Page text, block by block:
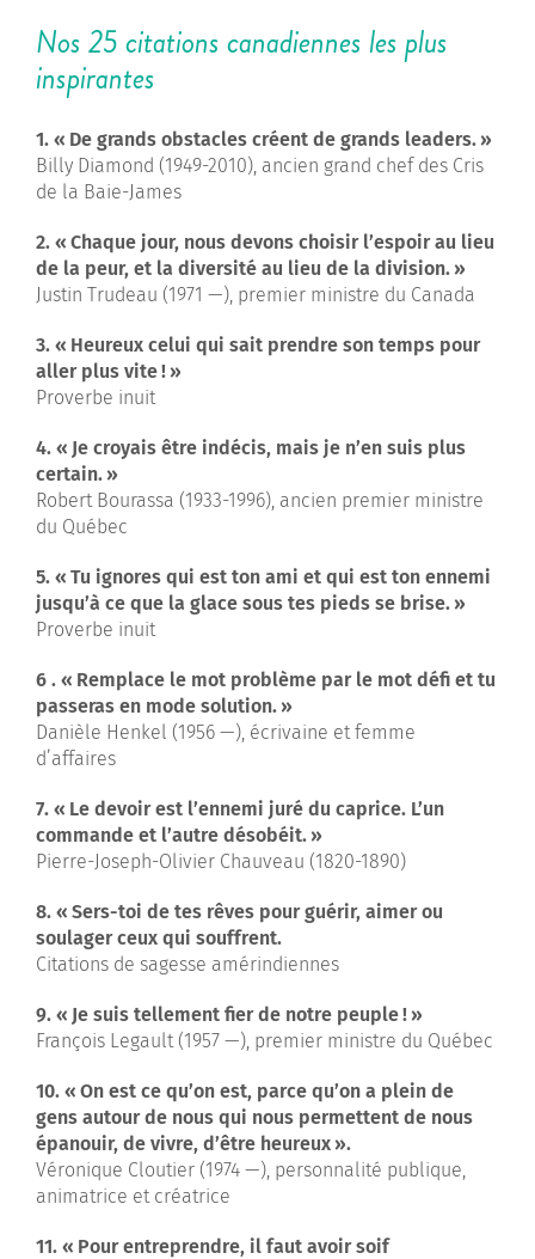
Nos 25 citations canadiennes les plus
inspirantes
1. « De grands obstacles créent de grands leaders. »
Billy Diamond (1949-2010), ancien grand chef des Cris
de la Baie-James
2. « Chaque jour, nous devons choisir l’espoir au lieu
de la peur, et la diversité au lieu de la division. »
Justin Trudeau (1971 —), premier ministre du Canada
3. « Heureux celui qui sait prendre son temps pour
aller plus vite ! »
Proverbe inuit
4. « Je croyais être indécis, mais je n’en suis plus
certain. »
Robert Bourassa (1933-1996), ancien premier ministre
du Québec
5. « Tu ignores qui est ton ami et qui est ton ennemi
jusqu’à ce que la glace sous tes pieds se brise. »
Proverbe inuit
6 . « Remplace le mot problème par le mot défi et tu
passeras en mode solution. »
Danièle Henkel (1956 —), écrivaine et femme
d’affaires
7. « Le devoir est l’ennemi juré du caprice. L’un
commande et l’autre désobéit. »
Pierre-Joseph-Olivier Chauveau (1820-1890)
8. « Sers-toi de tes rêves pour guérir, aimer ou
soulager ceux qui souffrent.
Citations de sagesse amérindiennes
9. « Je suis tellement fier de notre peuple ! »
François Legault (1957 —), premier ministre du Québec
10. « On est ce qu’on est, parce qu’on a plein de
gens autour de nous qui nous permettent de nous
épanouir, de vivre, d’être heureux ».
Véronique Cloutier (1974 —), personnalité publique,
animatrice et créatrice
11. « Pour entreprendre, il faut avoir soif